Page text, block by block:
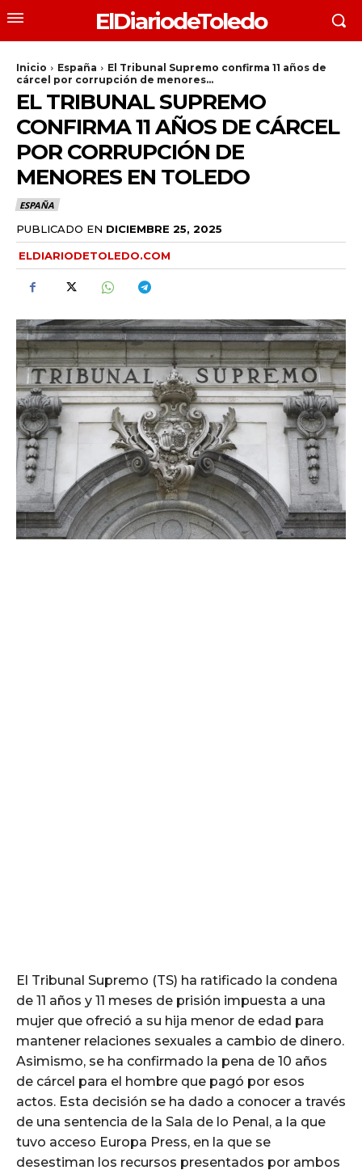
ElDiariodeToledo
Inicio España
El Tribunal Supremo confirma 11 años de
cárcel por corrupción de menores...
EL TRIBUNAL SUPREMO
CONFIRMA 11 AÑOS DE CÁRCEL
POR CORRUPCIÓN DE
MENORES EN TOLEDO
ESPAÑA
PUBLICADO EN DICIEMBRE 25, 2025
ELDIARIODETOLEDO.COM
El Tribunal Supremo (TS) ha ratificado la condena
de 11 años y 11 meses de prisión impuesta a una
mujer que ofreció a su hija menor de edad para
mantener relaciones sexuales a cambio de dinero.
Asimismo, se ha confirmado la pena de 10 años
de cárcel para el hombre que pagó por esos
actos. Esta decisión se ha dado a conocer a través
de una sentencia de la Sala de lo Penal, a la que
tuvo acceso Europa Press, en la que se
desestiman los recursos presentados por ambos